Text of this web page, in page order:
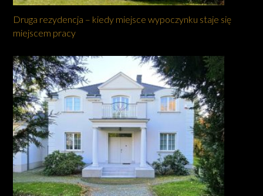
Druga rezydencja – kiedy miejsce wypoczynku staje się
miejscem pracy